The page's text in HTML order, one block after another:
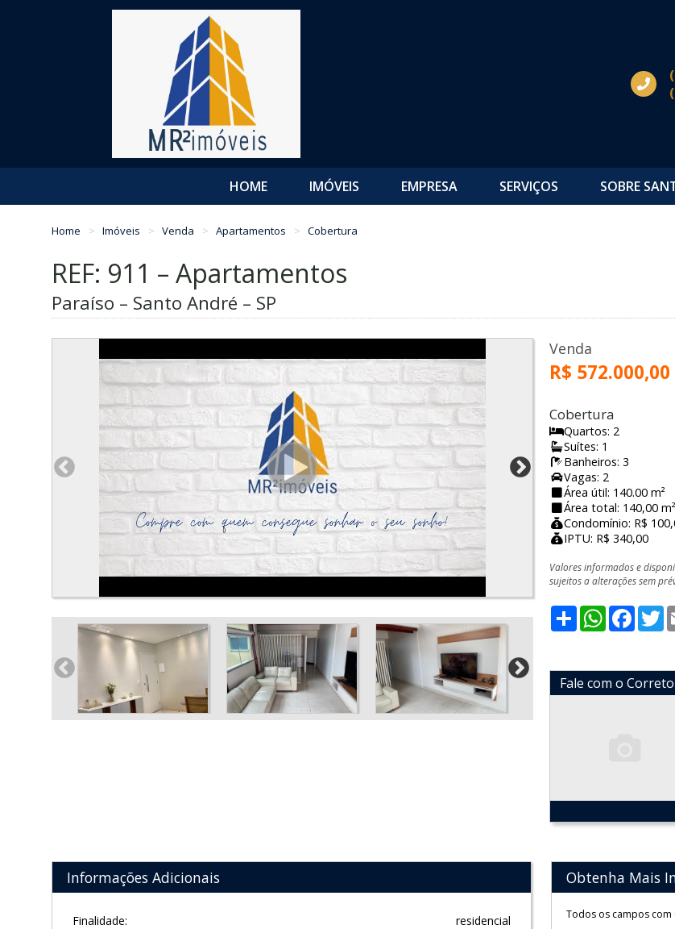
HOME IMÓVEIS EMPRESA SERVIÇOS SOBRE
Home Imóveis Venda Apartamentos Cobertura
REF: 911 – Apartamentos
Paraíso – Santo André – SP
Venda
R$ 572.000,00
Cobertura
Quartos: 2
Suítes: 1
Banheiros: 3
Vagas: 2
Área útil: 140.00 m²
Área total: 140,00 m²
Condomínio: R$
IPTU: R$ 340,00
Valores informados e
sujeitos a alterações sem
ShareWhatsApp
Fale com o
Informações Adicionais
Finalidade: residencial
Obtenha Mais
Todos os campos com